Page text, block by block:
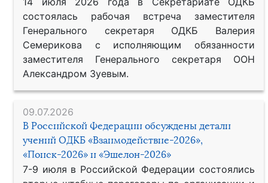
состоялась рабочая встреча заместителя
Генерального секретаря ОДКБ Валерия
Семерикова с исполняющим обязанности
заместителя Генерального секретаря ООН
Александром Зуевым.
09.07.2026
В Российской Федерации обсуждены детали
учений ОДКБ «Взаимодействие-2026»,
«Поиск-2026» и «Эшелон-2026»
7-9 июля в Российской Федерации состоялись